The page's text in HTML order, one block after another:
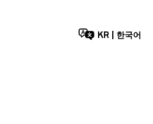
KR 한국어